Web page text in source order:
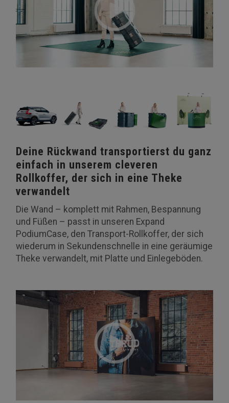
Deine Rückwand transportierst du ganz
einfach in unserem cleveren
Rollkoffer, der sich in eine Theke
verwandelt
Die Wand – komplett mit Rahmen, Bespannung
und Füßen – passt in unseren Expand
PodiumCase, den Transport-Rollkoffer, der sich
wiederum in Sekundenschnelle in eine geräumige
Theke verwandelt, mit Platte und Einlegeböden.